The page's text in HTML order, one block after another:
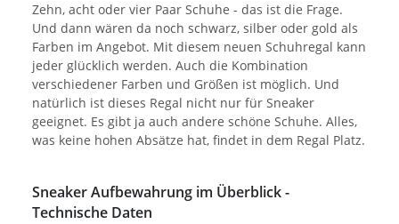
Zehn, acht oder vier Paar Schuhe - das ist die Frage.
Und dann wären da noch schwarz, silber oder gold als
Farben im Angebot. Mit diesem neuen Schuhregal kann
jeder glücklich werden. Auch die Kombination
verschiedener Farben und Größen ist möglich. Und
natürlich ist dieses Regal nicht nur für Sneaker
geeignet. Es gibt ja auch andere schöne Schuhe. Alles,
was keine hohen Absätze hat, findet in dem Regal Platz.
Sneaker Aufbewahrung im Überblick -
Technische Daten